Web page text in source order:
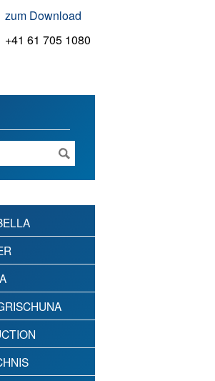
zum Download
+41 61 705 1080